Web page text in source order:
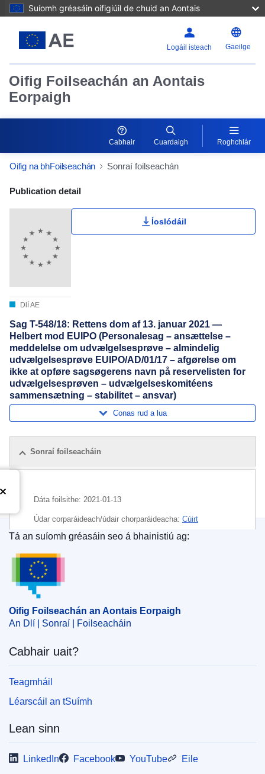
Suíomh gréasáin oifigiúil de chuid an Aontais
Logáil isteach Gaeilge
Oifig Foilseachán an Aontais
Eorpaigh
Cabhair Cuardaigh Roghchlár
Oifig na bhFoilseachán Sonraí foilseachán
Publication Detail Actions Portlet
Publication detail
Dlí AE
Íoslódáil
Sag T-548/18: Rettens dom af 13. januar 2021 —
Helbert mod EUIPO (Personalesag – ansættelse –
meddelelse om udvælgelsesprøve – almindelig
udvælgelsesprøve EUIPO/AD/01/17 – afgørelse om
ikke at opføre sagsøgerens navn på reservelisten for
udvælgelsesprøven – udvælgelseskomitéens
sammensætning – stabilitet – ansvar)
Conas rud a lua
Sonraí foilseacháin
Dáta foilsithe: 2021-01-13
Údar corparáideach/údair chorparáideacha: Cúirt
Ghinearálta(Cúirt Bhreithiúnais an Aontais Eorpaigh
Ábhar:comórtas (AE)
riarthóir
CELEX : 62018TA0548
OJ : JOC_2021_072_R_0027
IMMC : ARR-T-0548-2018
Oifig Foilseachán an Aontais Eorpaigh
Tá an suíomh gréasáin seo á bhainistiú ag:
Oifig Foilseachán an Aontais Eorpaigh
An Dlí | Sonraí | Foilseacháin
Cabhair uait?
Teagmháil
Léarscáil an tSuímh
Lean sinn
LinkedIn Facebook YouTube Eile